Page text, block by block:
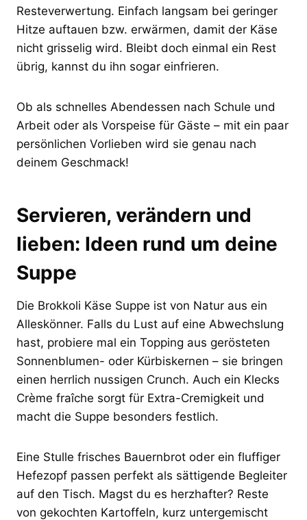
Resteverwertung. Einfach langsam bei geringer
Hitze auftauen bzw. erwärmen, damit der Käse
nicht grisselig wird. Bleibt doch einmal ein Rest
übrig, kannst du ihn sogar einfrieren.
Ob als schnelles Abendessen nach Schule und
Arbeit oder als Vorspeise für Gäste – mit ein paar
persönlichen Vorlieben wird sie genau nach
deinem Geschmack!
Servieren, verändern und
lieben: Ideen rund um deine
Suppe
Die Brokkoli Käse Suppe ist von Natur aus ein
Alleskönner. Falls du Lust auf eine Abwechslung
hast, probiere mal ein Topping aus gerösteten
Sonnenblumen- oder Kürbiskernen – sie bringen
einen herrlich nussigen Crunch. Auch ein Klecks
Crème fraîche sorgt für Extra-Cremigkeit und
macht die Suppe besonders festlich.
Eine Stulle frisches Bauernbrot oder ein fluffiger
Hefezopf passen perfekt als sättigende Begleiter
auf den Tisch. Magst du es herzhafter? Reste
von gekochten Kartoffeln, kurz untergemischt